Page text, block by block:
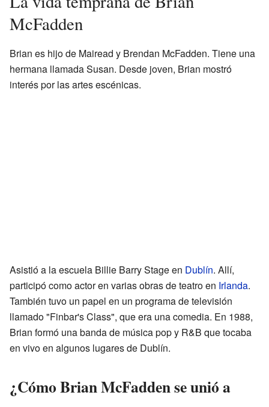
McFadden
Brian es hijo de Mairead y Brendan McFadden. Tiene una
hermana llamada Susan. Desde joven, Brian mostró
interés por las artes escénicas.
Asistió a la escuela Billie Barry Stage en Dublín. Allí,
participó como actor en varias obras de teatro en Irlanda.
También tuvo un papel en un programa de televisión
llamado "Finbar's Class", que era una comedia. En 1988,
Brian formó una banda de música pop y R&B que tocaba
en vivo en algunos lugares de Dublín.
¿Cómo Brian McFadden se unió a